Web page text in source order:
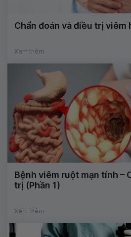
Chẩn đoán và điều trị viêm
Xem thêm
Bệnh viêm ruột mạn tính –
trị (Phần 1)
Xem thêm